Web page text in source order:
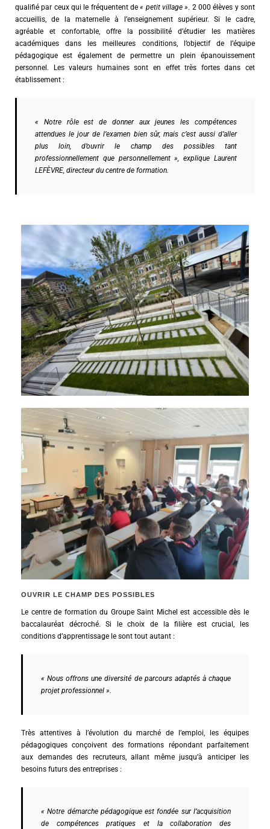
qualifié par ceux qui le fréquentent de« petit village ». 2 000 élèves y sont
accueillis, de la maternelle à l’enseignement supérieur. Si le cadre,
agréable et confortable, offre la possibilité d’étudier les matières
académiques dans les meilleures conditions, l’objectif de l’équipe
pédagogique est également de permettre un plein épanouissement
personnel. Les valeurs humaines sont en effet très fortes dans cet
établissement :
« Notre rôle est de donner aux jeunes les compétences
attendues le jour de l’examen bien sûr, mais c’est aussi d’aller
plus loin, d’ouvrir le champ des possibles tant
professionnellement que personnellement », explique Laurent
LEFÈVRE, directeur du centre de formation.
OUVRIR LE CHAMP DES POSSIBLES
Le centre de formation du Groupe Saint Michel est accessible dès le
baccalauréat décroché. Si le choix de la filière est crucial, les
conditions d’apprentissage le sont tout autant :
« Nous offrons une diversité de parcours adaptés à chaque
projet professionnel ».
Très attentives à l’évolution du marché de l’emploi, les équipes
pédagogiques conçoivent des formations répondant parfaitement
aux demandes des recruteurs, allant même jusqu’à anticiper les
besoins futurs des entreprises :
« Notre démarche pédagogique est fondée sur l’acquisition
de compétences pratiques et la collaboration des